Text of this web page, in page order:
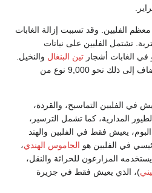
معظم الفلبين. وقد تسببت إزالة الغابات
تشتمل الفلبين على نباتات
في الغابات أشجار تين البنغال والنخيل.
إلى ذلك نحو 9,000 نوع من
في الفلبين التماسيح، والقردة،
المدارية، كما تشمل الترسير،
يعيش فقط في الفلبين والهند
في الفلبين هو الجاموس الهندي،
المزارعون للحراثة والنقل،
)، الذي يعيش فقط في جزيرة